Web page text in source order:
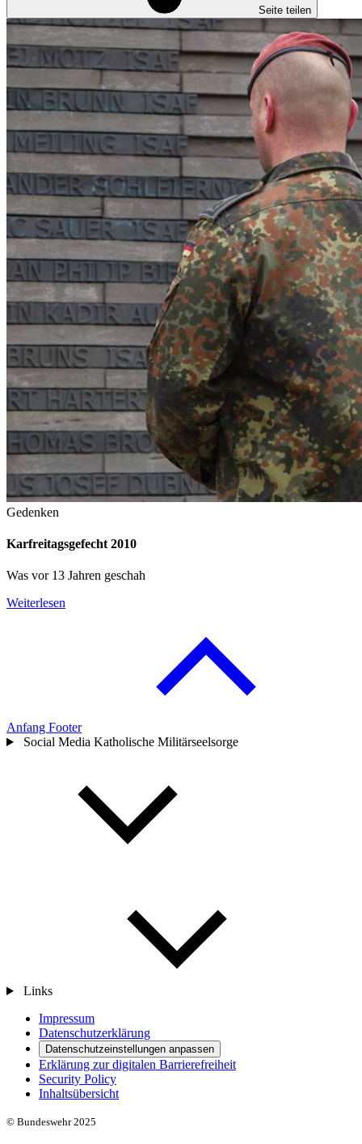
Seite teilen
Gedenken
Karfreitagsgefecht 2010
Was vor 13 Jahren geschah
Weiterlesen
Anfang Footer
Social Media Katholische Militärseelsorge
Links
Impressum
Datenschutzerklärung
Datenschutzeinstellungen anpassen
Erklärung zur digitalen Barrierefreiheit
Security Policy
Inhaltsübersicht
© Bundeswehr 2025